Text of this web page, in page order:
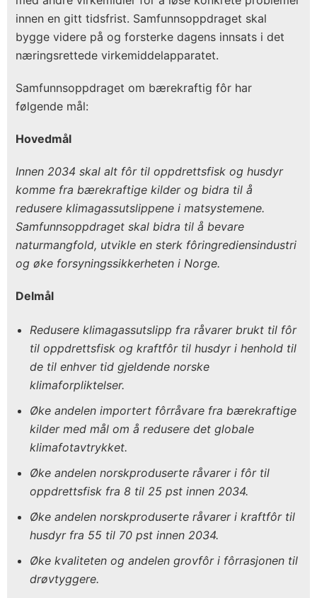
innen en gitt tidsfrist. Samfunnsoppdraget skal
bygge videre på og forsterke dagens innsats i det
næringsrettede virkemiddelapparatet.
Samfunnsoppdraget om bærekraftig fôr har
følgende mål:
Hovedmål
Innen 2034 skal alt fôr til oppdrettsfisk og husdyr
komme fra bærekraftige kilder og bidra til å
redusere klimagassutslippene i matsystemene.
Samfunnsoppdraget skal bidra til å bevare
naturmangfold, utvikle en sterk fôringrediensindustri
og øke forsyningssikkerheten i Norge.
Delmål
Redusere klimagassutslipp fra råvarer brukt til fôr
til oppdrettsfisk og kraftfôr til husdyr i henhold til
de til enhver tid gjeldende norske
klimaforpliktelser.
Øke andelen importert fôrråvare fra bærekraftige
kilder med mål om å redusere det globale
klimafotavtrykket.
Øke andelen norskproduserte råvarer i fôr til
oppdrettsfisk fra 8 til 25 pst innen 2034.
Øke andelen norskproduserte råvarer i kraftfôr til
husdyr fra 55 til 70 pst innen 2034.
Øke kvaliteten og andelen grovfôr i fôrrasjonen til
drøvtyggere.